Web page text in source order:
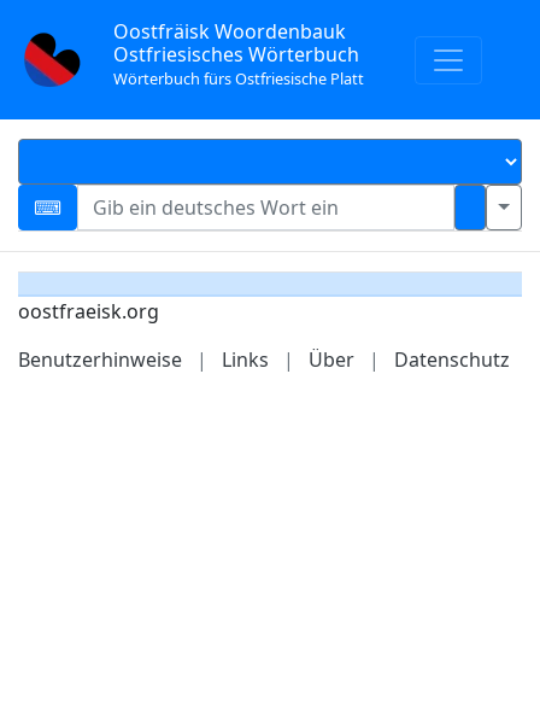
Oostfräisk Woordenbauk
Ostfriesisches Wörterbuch
Wörterbuch fürs Ostfriesische Platt
oostfraeisk.org
Benutzerhinweise
| Links | Über | Datenschutz